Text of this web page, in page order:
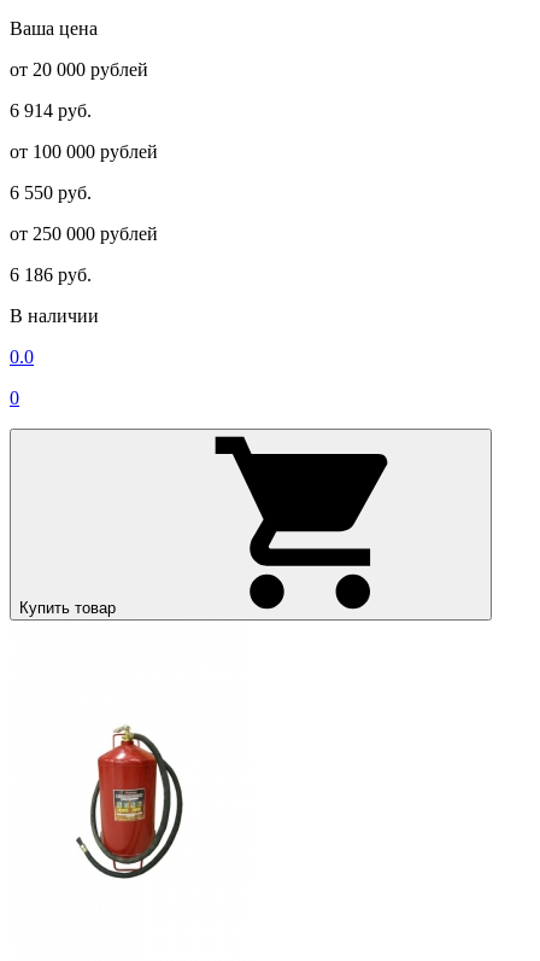
Ваша цена
от 20 000 рублей
6 914 руб.
от 100 000 рублей
6 550 руб.
от 250 000 рублей
6 186 руб.
В наличии
0.0
0
Купить товар